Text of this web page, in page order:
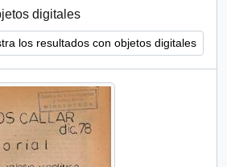
digitales
los resultados con objetos digitales